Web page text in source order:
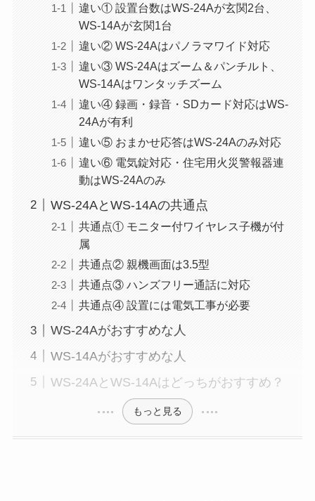
違い① 設置台数はWS-24Aが玄関2台、
WS-14Aが玄関1台
違い② WS-24Aはパノラマワイド対応
違い③ WS-24Aはズーム＆パンチルト、
WS-14Aはワンタッチズーム
違い④ 録画・録音・SDカード対応はWS-
24Aが有利
違い⑤ おまかせ応答はWS-24Aのみ対応
違い⑥ 電気錠対応・住宅用火災警報器連
動はWS-24Aのみ
WS-24AとWS-14Aの共通点
共通点① モニター付ワイヤレス子機が付
属
共通点② 親機画面は3.5型
共通点③ ハンズフリー通話に対応
共通点④ 設置には電気工事が必要
WS-24Aがおすすめな人
WS-14Aがおすすめな人
WS-24AとWS-14Aはどっちがおすすめ？
もっと見る